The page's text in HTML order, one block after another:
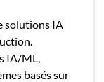
solutions IA
IA/ML,
basés sur